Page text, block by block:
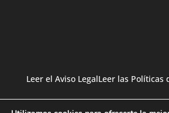
Leer el Aviso LegalLeer las Políticas